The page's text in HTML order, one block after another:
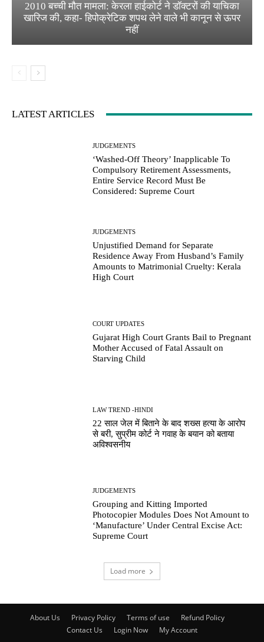
2010 बच्ची मौत मामला: केरला हाईकोर्ट ने डॉक्टरों की याचिका
खारिज की, कहा- हिपोक्रेटिक शपथ लेने वाले भी कानून से ऊपर
नहीं
LATEST ARTICLES
JUDGEMENTS
‘Washed-Off Theory’ Inapplicable To
Compulsory Retirement Assessments,
Entire Service Record Must Be
Considered: Supreme Court
JUDGEMENTS
Unjustified Demand for Separate
Residence Away From Husband’s Family
Amounts to Matrimonial Cruelty: Kerala
High Court
COURT UPDATES
Gujarat High Court Grants Bail to Pregnant
Mother Accused of Fatal Assault on
Starving Child
LAW TREND -HINDI
22 साल जेल में बिताने के बाद शख्स हत्या के आरोप
से बरी, सुप्रीम कोर्ट ने गवाह के बयान को बताया
अविश्वसनीय
JUDGEMENTS
Grouping and Kitting Imported
Photocopier Modules Does Not Amount to
‘Manufacture’ Under Central Excise Act:
Supreme Court
Load more
About Us Privacy Policy Terms of use
Refund Policy
Contact Us
Login Now My Account